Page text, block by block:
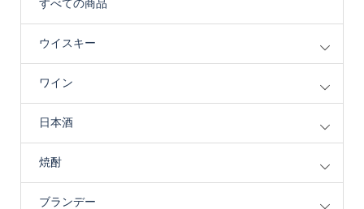
すべての商品
ウイスキー
ワイン
日本酒
焼酎
ブランデー